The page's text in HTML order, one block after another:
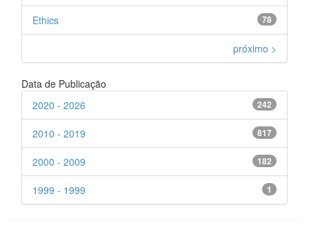
78
Ethics
próximo >
Data de Publicação
242
2020 - 2026
817
2010 - 2019
182
2000 - 2009
1
1999 - 1999